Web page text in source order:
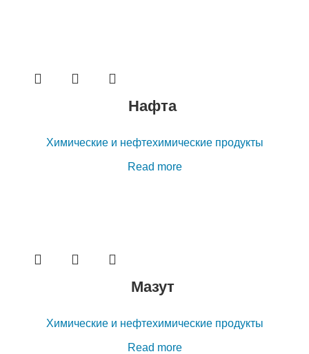
Нафта
Химические и нефтехимические продукты
Read more
Мазут
Химические и нефтехимические продукты
Read more